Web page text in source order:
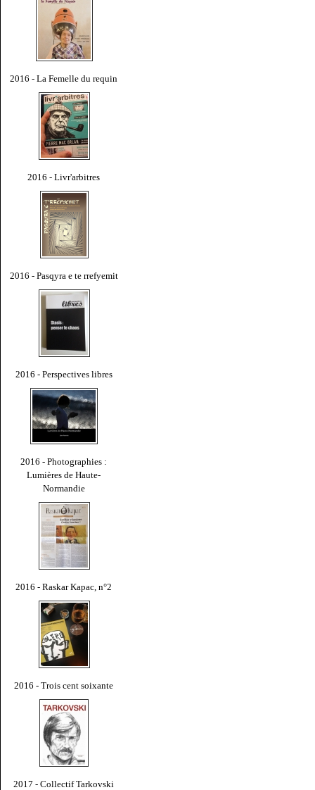
2016 - La Femelle du requin
2016 - Livr'arbitres
2016 - Pasqyra e te rrefyemit
2016 - Perspectives libres
2016 - Photographies :
Lumières de Haute-
Normandie
2016 - Raskar Kapac, n°2
2016 - Trois cent soixante
2017 - Collectif Tarkovski